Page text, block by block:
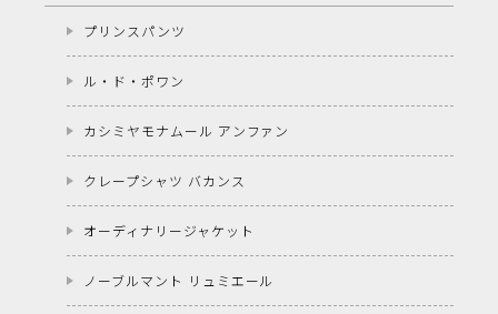
プリンスパンツ
ル・ド・ポワン
カシミヤモナムール アンファン
クレープシャツ バカンス
オーディナリージャケット
ノーブルマント リュミエール